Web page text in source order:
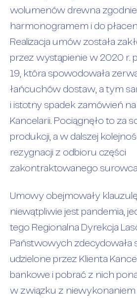
wolumenów drewna
harmonogramem i do
Realizacja umów została
przez wystąpienie w 2020 r.
19, która spowodowała
łańcuchów dostaw, a tym
i istotny spadek zamówień
Kancelarii. Pociągnęło to za
produkcji, a w dalszej
rezygnacji z odbioru części
zakontraktowanego
Umowy obejmowały
niewątpliwie jest pandemia,
tego Regionalna Dyrekcja
Państwowych zdecydowała
udzielone przez Klienta
bankowe i pobrać z nich
w związku z